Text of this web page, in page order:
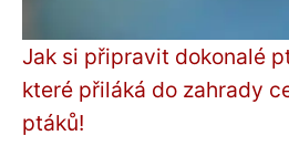
Jak si připravit dokonalé
které přiláká do zahrady
ptáků!